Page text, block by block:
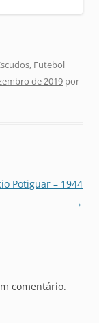
, Futebol
de 2019 por
Potiguar – 1944
→
comentário.